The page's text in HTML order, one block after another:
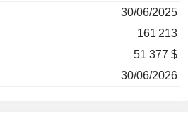
30/06/2025
161 213
51 377 $
30/06/2026